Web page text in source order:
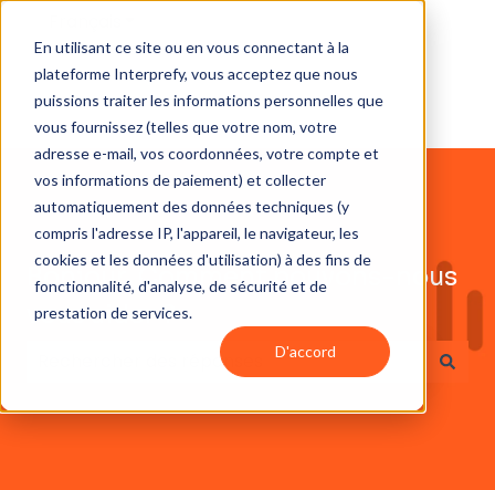
En utilisant ce site ou en vous connectant à la
plateforme Interprefy, vous acceptez que nous
puissions traiter les informations personnelles que
vous fournissez (telles que votre nom, votre
adresse e-mail, vos coordonnées, votre compte et
vos informations de paiement) et collecter
automatiquement des données techniques (y
compris l'adresse IP, l'appareil, le navigateur, les
cookies et les données d'utilisation) à des fins de
fonctionnalité, d'analyse, de sécurité et de
prestation de services.
D'accord
Bonjour. Comment pouvons-nous
vous aider ?